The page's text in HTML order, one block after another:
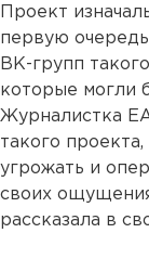
Проект
первую
ВК-групп
которые могли
Журналистка
такого
угрожать и
своих
рассказала в